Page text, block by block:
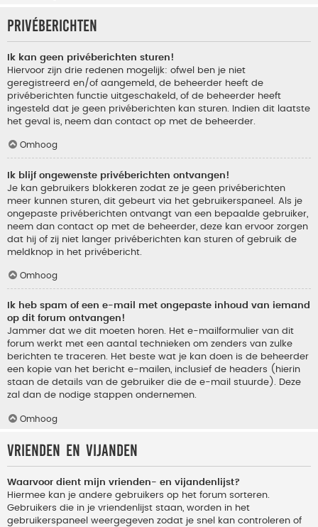
Privéberichten
Ik kan geen privéberichten sturen!
Hiervoor zijn drie redenen mogelijk: ofwel ben je niet
geregistreerd en/of aangemeld, de beheerder heeft de
privéberichten functie uitgeschakeld, of de beheerder heeft
ingesteld dat je geen privéberichten kan sturen. Indien dit laatste
het geval is, neem dan contact op met de beheerder.
Omhoog
Ik blijf ongewenste privéberichten ontvangen!
Je kan gebruikers blokkeren zodat ze je geen privéberichten
meer kunnen sturen, dit gebeurt via het gebruikerspaneel. Als je
ongepaste privéberichten ontvangt van een bepaalde gebruiker,
neem dan contact op met de beheerder, deze kan ervoor zorgen
dat hij of zij niet langer privéberichten kan sturen of gebruik de
meldknop in het privébericht.
Omhoog
Ik heb spam of een e-mail met ongepaste inhoud van iemand
op dit forum ontvangen!
Jammer dat we dit moeten horen. Het e-mailformulier van dit
forum werkt met een aantal technieken om zenders van zulke
berichten te traceren. Het beste wat je kan doen is de beheerder
een kopie van het bericht e-mailen, inclusief de headers (hierin
staan de details van de gebruiker die de e-mail stuurde). Deze
zal dan de nodige stappen ondernemen.
Omhoog
Vrienden en vijanden
Waarvoor dient mijn vrienden- en vijandenlijst?
Hiermee kan je andere gebruikers op het forum sorteren.
Gebruikers die in je vriendenlijst staan, worden in het
gebruikerspaneel weergegeven zodat je snel kan controleren of